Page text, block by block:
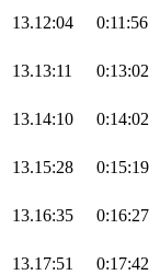
13.12:04 0:11:56
13.13:11 0:13:02
13.14:10 0:14:02
13.15:28 0:15:19
13.16:35 0:16:27
13.17:51 0:17:42